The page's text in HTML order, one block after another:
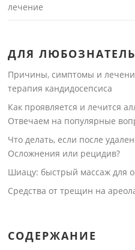
лечение
ДЛЯ
Причины, симптомы и
терапия кандидосепсиса
Как проявляется и лечится
Отвечаем на популярные
Что делать, если после
Осложнения или рецидив?
Шиацу: быстрый массаж для
Средства от трещин на
СОДЕРЖАНИЕ